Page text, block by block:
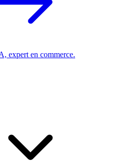
expert en commerce.